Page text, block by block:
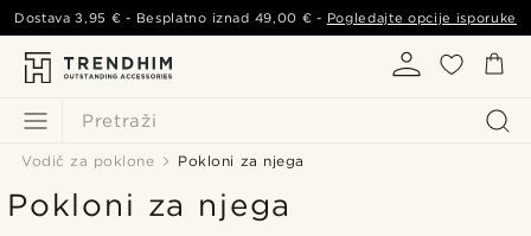
Pretraži
Dostava3,95 € - Besplatno iznad 49,00 € - Pogledajte opcije isporuke
Vodič za poklone Pokloni za njega
Pokloni za njega